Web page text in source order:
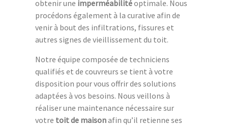
obtenir une imperméabilitéoptimale. Nous
procédons également à la curative afin de
venir à bout des infiltrations, fissures et
autres signes de vieillissement du toit.
Notre équipe composée de techniciens
qualifiés et de couvreurs se tient à votre
disposition pour vous offrir des solutions
adaptées à vos besoins. Nous veillons à
réaliser une maintenance nécessaire sur
votre toit de maisonafin qu’il retienne ses